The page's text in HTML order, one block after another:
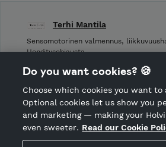
Hosted by Holvi
Terhi Mantila
Sensomotorinen valmennus,
Hengitysohjausta
Shop privacy policy
CANCEL ORDER
Do you want cookies? 🍪
Choose which cookies you want to
Optional cookies let us show you
and marketing — making your
even sweeter. Read our Cookie